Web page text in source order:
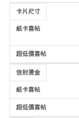
比較
卡片尺寸
信封燙金